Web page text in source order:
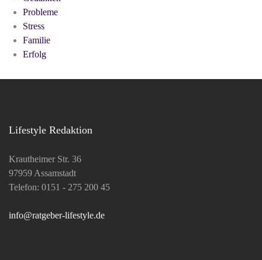
Probleme
Stress
Familie
Erfolg
Lifestyle Redaktion
Krautheimer Str. 36
97959 Assamstadt
Telefon: 0151 - 275 200 45
info@ratgeber-lifestyle.de